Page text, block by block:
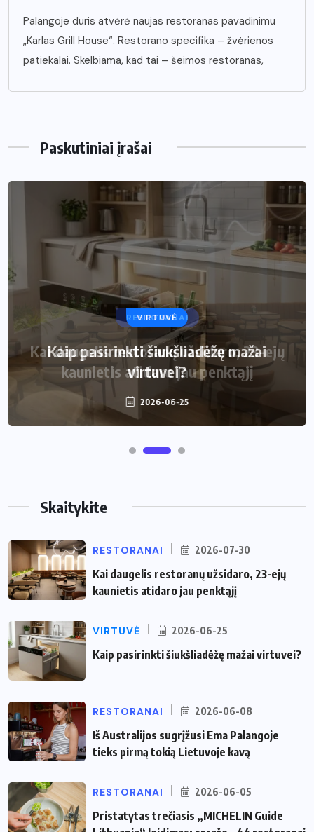
Palangoje duris atvėrė naujas restoranas pavadinimu
„Karlas Grill House“. Restorano specifika – žvėrienos
patiekalai. Skelbiama, kad tai – šeimos restoranas,
Paskutiniai įrašai
VIRTUVĖ
Kaip pasirinkti šiukšliadėžę mažai
virtuvei?
2026-06-25
Skaitykite
RESTORANAI 2026-07-30
Kai daugelis restoranų užsidaro, 23-ejų
kaunietis atidaro jau penktąjį
VIRTUVĖ 2026-06-25
Kaip pasirinkti šiukšliadėžę mažai virtuvei?
RESTORANAI 2026-06-08
Iš Australijos sugrįžusi Ema Palangoje
tieks pirmą tokią Lietuvoje kavą
RESTORANAI 2026-06-05
Pristatytas trečiasis „MICHELIN Guide